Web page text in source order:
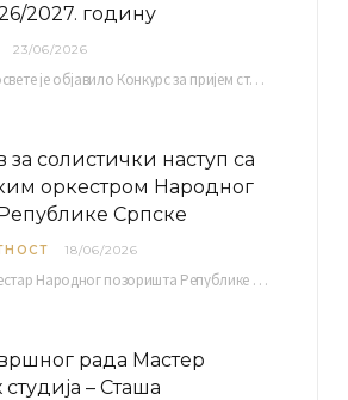
2027. годину
23/06/2026
Министарство просвете је објавило Конкурс за пријем студената високошколских установа у Републици Србији у установе…
за солистички наступ са
оркестром Народног
Српске
18/06/2026
Симфонијски оркестар Народног позоришта Републике Српске расписује јавни позив за учешће у пројекту „CRESCENDO: Нова…
рада Мастер
– Сташа